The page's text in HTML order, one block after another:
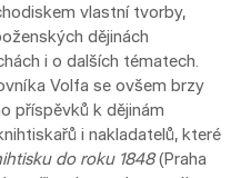
vlastní tvorby,
dějinách
i o dalších tématech.
Volfa se ovšem brzy
příspěvků k dějinám
i nakladatelů, které
do roku 1848(Praha